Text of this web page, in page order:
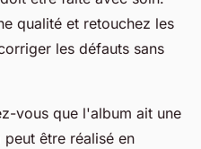
qualité et retouchez les
les défauts sans
vous que l'album ait une
être réalisé en